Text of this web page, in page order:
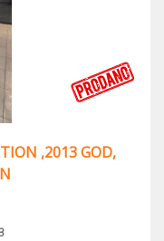
,2013 GOD,